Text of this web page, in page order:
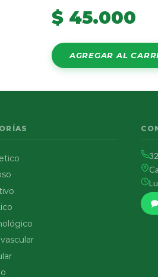
$45.000
AGREGAR AL